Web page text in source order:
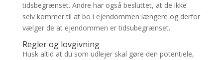
tidsbegrænset. Andre har også besluttet, at de ikke
selv kommer til at bo i ejendommen længere og derfor
vælger de at ejendommen er tidsubegrænset.
Regler og lovgivning
Husk altid at du som udlejer skal gøre den potentiele,